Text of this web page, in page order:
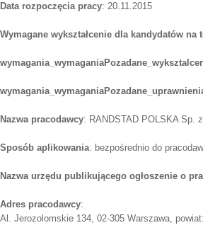
Data rozpoczęcia pracy: 20.11.2015
Wymagane wykształcenie dla kandydatów na
Nazwa pracodawcy: RANDSTAD POLSKA Sp.
Sposób aplikowania: bezpośrednio do
Nazwa urzędu publikującego ogłoszenie o
Adres pracodawcy:
Al. Jerozolomskie 134, 02-305 Warszawa,